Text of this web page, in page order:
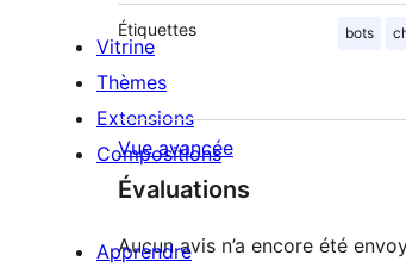
Étiquettes bots
Vue avancée
Évaluations
Aucun avis n’a encore été
Vitrine
Thèmes
Extensions
Compositions
Apprendre